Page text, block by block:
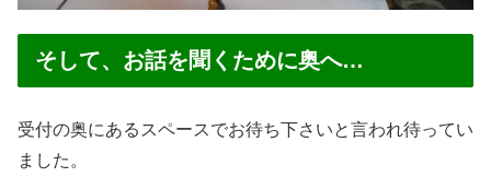
そして、お話を聞くために奥へ…
受付の奥にあるスペースでお待ち下さいと言われ待ってい
ました。